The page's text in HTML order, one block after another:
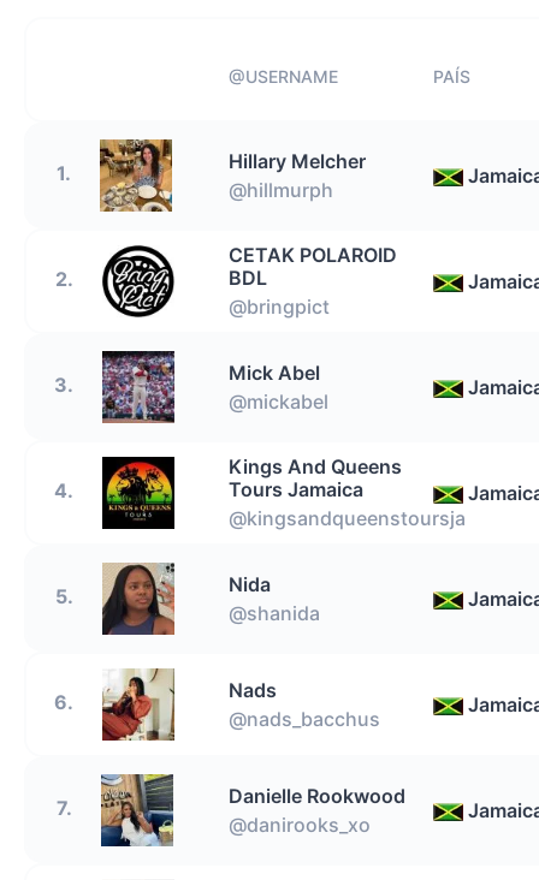
@USERNAME PAÍS
1.
Hillary Melcher
@hillmurph
2.
CETAK POLAROID
BDL
@bringpict
3.
Mick Abel
@mickabel
4.
Kings And Queens
Tours Jamaica
@kingsandqueenstoursja
5.
Nida
@shanida
6.
Nads
@nads_bacchus
7.
Danielle Rookwood
@danirooks_xo